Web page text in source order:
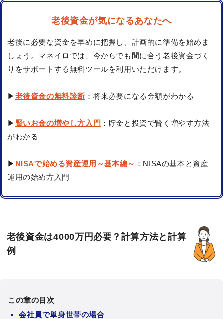
老後資金が気になるあなたへ
老後に必要な資金を早めに把握し、計画的に準備を始めま
しょう。マネイロでは、今からでも間に合う老後資金づく
りをサポートする無料ツールを利用いただけます。
▶ 老後資金の無料診断 ：将来必要になる金額がわかる
▶ 賢いお金の増やし方入門 ：貯金と投資で賢く増やす方法
がわかる
▶ NISAで始める資産運用～基本編～ ：NISAの基本と資産
運用の始め方入門
老後資金は4000万円必要？計算方法と計算
例
この章の目次
会社員で単身世帯の場合